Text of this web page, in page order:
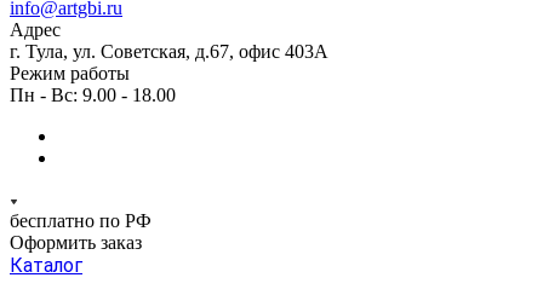
info@artgbi.ru
Адрес
г. Тула, ул. Советская, д.67, офис 403А
Режим работы
Пн - Вс: 9.00 - 18.00
бесплатно по РФ
Оформить заказ
Каталог